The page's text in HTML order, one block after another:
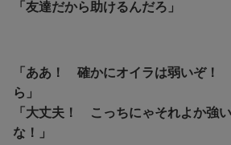
「友達だから助けるんだろ」
「ああ！ 確かにオイラは弱いぞ！
ら」
「大丈夫！ こっちにゃそれよか強
な！」